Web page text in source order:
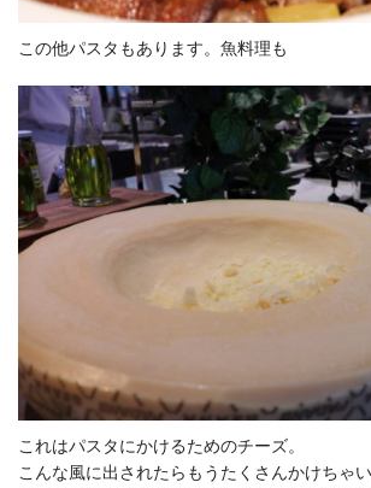
この他パスタもあります。魚料理も
これはパスタにかけるためのチーズ。
こんな風に出されたらもうたくさんかけちゃい